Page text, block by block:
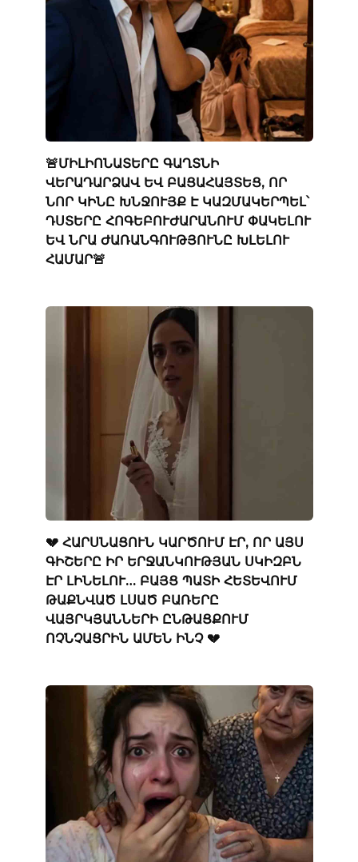
🚨ՄԻԼԻՈՆԱՏԵՐԸ ԳԱՂՏՆԻ
ՎԵՐԱԴԱՐՁԱՎ ԵՎ ԲԱՑԱՀԱՅՏԵՑ, ՈՐ
ՆՈՐ ԿԻՆԸ ԽՆՋՈՒՅՔ Է ԿԱԶՄԱԿԵՐՊԵԼ՝
ԴՍՏԵՐԸ ՀՈԳԵԲՈՒԺԱՐԱՆՈՒՄ ՓԱԿԵԼՈՒ
ԵՎ ՆՐԱ ԺԱՌԱՆԳՈՒԹՅՈՒՆԸ ԽԼԵԼՈՒ
ՀԱՄԱՐ🚨
💔 ՀԱՐՍՆԱՑՈՒՆ ԿԱՐԾՈՒՄ ԷՐ, ՈՐ ԱՅՍ
ԳԻՇԵՐԸ ԻՐ ԵՐՋԱՆԿՈՒԹՅԱՆ ՍԿԻԶԲՆ
ԷՐ ԼԻՆԵԼՈՒ… ԲԱՅՑ ՊԱՏԻ ՀԵՏԵՎՈՒՄ
ԹԱՔՆՎԱԾ ԼՍԱԾ ԲԱՌԵՐԸ
ՎԱՅՐԿՅԱՆՆԵՐԻ ԸՆԹԱՑՔՈՒՄ
ՈՉՆՉԱՑՐԻՆ ԱՄԵՆ ԻՆՉ 💔